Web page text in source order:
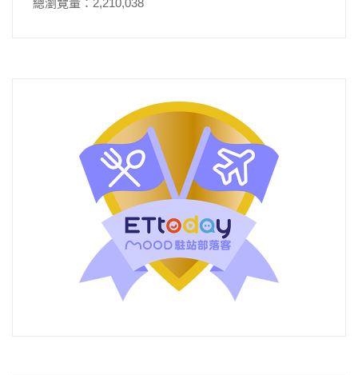
總瀏覽量：2,210,038